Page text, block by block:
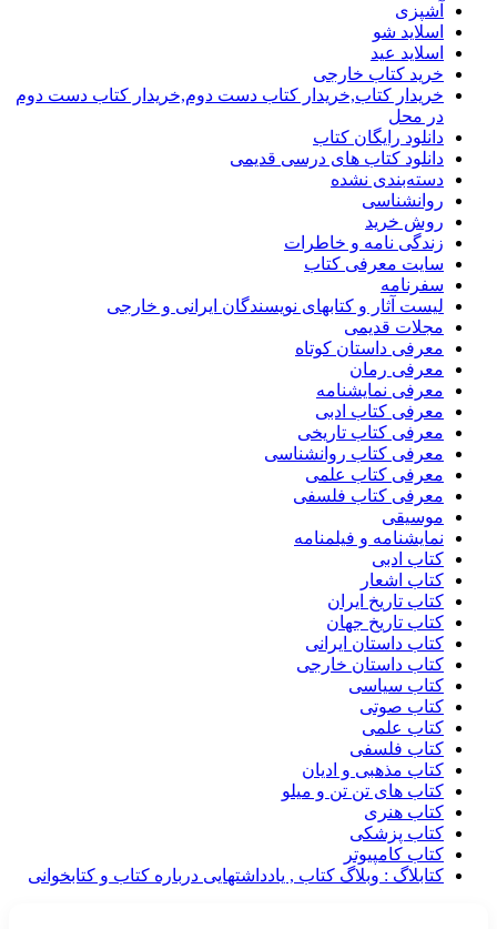
آشپزی
اسلاید شو
اسلاید عید
خرید کتاب خارجی
خریدار کتاب,خریدار کتاب دست دوم,خریدار کتاب دست دوم
در محل
دانلود رایگان کتاب
دانلود کتاب های درسی قدیمی
دسته‌بندی نشده
روانشناسی
روش خرید
زندگی نامه و خاطرات
سایت معرفی کتاب
سفرنامه
لیست آثار و کتابهای نویسندگان ایرانی و خارجی
مجلات قدیمی
معرفی داستان کوتاه
معرفی رمان
معرفی نمایشنامه
معرفی کتاب ادبی
معرفی کتاب تاریخی
معرفی کتاب روانشناسی
معرفی کتاب علمی
معرفی کتاب فلسفی
موسیقی
نمایشنامه و فیلمنامه
کتاب ادبی
کتاب اشعار
کتاب تاریخ ایران
کتاب تاریخ جهان
کتاب داستان ایرانی
کتاب داستان خارجی
کتاب سیاسی
کتاب صوتی
کتاب علمی
کتاب فلسفی
کتاب مذهبی و ادیان
کتاب های تن تن و میلو
کتاب هنری
کتاب پزشکی
کتاب کامپیوتر
کتابلاگ : وبلاگ کتاب , یادداشتهایی درباره کتاب و کتابخوانی